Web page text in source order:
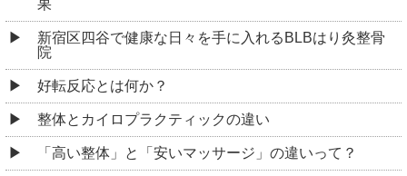
果
新宿区四谷で健康な日々を手に入れるBLBはり灸整骨
院
好転反応とは何か？
整体とカイロプラクティックの違い
「高い整体」と「安いマッサージ」の違いって？